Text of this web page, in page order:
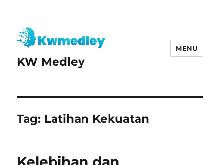
KW Medley
MENU
Tag: Latihan Kekuatan
Kelebihan dan